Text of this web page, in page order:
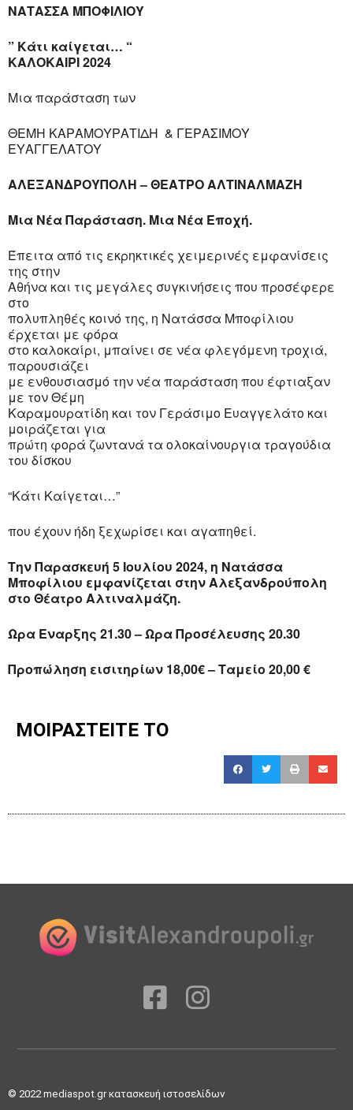
ΝΑΤΑΣΣΑ ΜΠΟΦΙΛΙΟΥ
” Κάτι καίγεται… “
ΚΑΛΟΚΑΙΡΙ 2024
Μια παράσταση των
ΘΕΜΗ ΚΑΡΑΜΟΥΡΑΤΙΔΗ & ΓΕΡΑΣΙΜΟΥ
ΕΥΑΓΓΕΛΑΤΟΥ
ΑΛΕΞΑΝΔΡΟΥΠΟΛΗ – ΘΕΑΤΡΟ ΑΛΤΙΝΑΛΜΑΖΗ
Μια Νέα Παράσταση. Μια Νέα Εποχή.
Έπειτα από τις εκρηκτικές χειμερινές εμφανίσεις
της στην
Αθήνα και τις μεγάλες συγκινήσεις που προσέφερε
στο
πολυπληθές κοινό της, η Νατάσσα Μποφίλιου
έρχεται με φόρα
στο καλοκαίρι, μπαίνει σε νέα φλεγόμενη τροχιά,
παρουσιάζει
με ενθουσιασμό την νέα παράσταση που έφτιαξαν
με τον Θέμη
Καραμουρατίδη και τον Γεράσιμο Ευαγγελάτο και
μοιράζεται για
πρώτη φορά ζωντανά τα ολοκαίνουργια τραγούδια
του δίσκου
“Κάτι Καίγεται…”
που έχουν ήδη ξεχωρίσει και αγαπηθεί.
Την Παρασκευή 5 Ιουλίου 2024, η Νατάσσα
Μποφίλιου εμφανίζεται στην Αλεξανδρούπολη
στο Θέατρο Αλτιναλμάζη.
Ωρα Εναρξης 21.30 – Ωρα Προσέλευσης 20.30
Προπώληση εισιτηρίων 18,00€ – Ταμείο 20,00 €
ΜΟΙΡΑΣΤΕΙΤΕ ΤΟ
© 2022 mediaspot.gr κατασκευή ιστοσελίδων